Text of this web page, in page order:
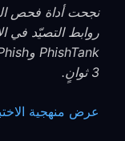
روابط التصيّد في
3 ثوانٍ.
عرض منهجية